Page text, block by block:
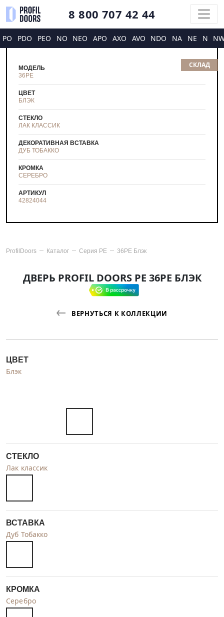
8 800 707 42 44
PO PDO PEO NO NEO APO AXO AVO NDO NA NE N
СКЛАД
МОДЕЛЬ
36PE
ЦВЕТ
БЛЭК
СТЕКЛО
ЛАК КЛАССИК
ДЕКОРАТИВНАЯ ВСТАВКА
ДУБ ТОБАККО
КРОМКА
СЕРЕБРО
АРТИКУЛ
42824044
ProfilDoors Каталог Серия PE 36PE Блэк
ДВЕРЬ PROFIL DOORS PE 36PE БЛЭК
ВЕРНУТЬСЯ К КОЛЛЕКЦИИ
ЦВЕТ
Блэк
СТЕКЛО
Лак классик
ВСТАВКА
Дуб Тобакко
КРОМКА
Серебро